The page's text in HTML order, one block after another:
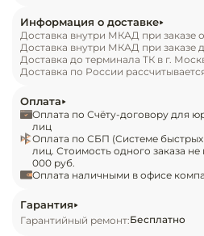
идеальные условия для
пирожных, чизкейков,
напитков. Продукция
легко интегрируется в
подчёркивая высокий
Витрина может быть
создавая единое
упрощая взаимодействие
продуктами. Простое
энергоэффективные
Информация о доставке
Доставка внутри МКАД при заказе
Доставка внутри МКАД при заказе
Доставка до терминала ТК в г.
Доставка по России
Оплата
Оплата по Счёту-договору для
лиц
Оплата по СБП (Системе
лиц. Стоимость одного заказа
000 руб.
Оплата наличными в офисе
Гарантия
Гарантийный ремонт:Бесплатно